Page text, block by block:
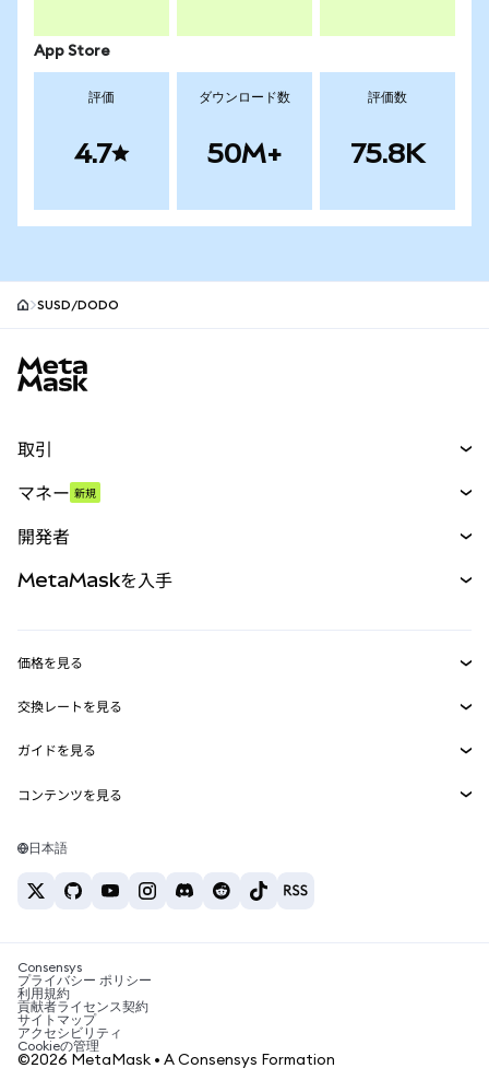
App Store
評価
4.7
ダウンロード数
50M+
評価数
75.8K
SUSD/DODO
取引
パーペチュアル
RWA
マネー 新規
開発者
MetaMask Connect
Snaps
Web3サービス
MetaMaskを入手
セキュリティ
サポート
キャリア
お問い合わせ
価格を見る
イーサリアムの価格
Solanaの価格
Tetherの価格
交換レートを見る
ETH→USD
USDT→INR
BTC→INR
ETH→USDT
ガイドを見る
ETHの購入
USDTの購入
SHIBの購入
BNBの購入
コンテンツを見る
Solanaウォレット
税制関連ニュース
暗号資産の購入方法は？
ビットコインを売るには？
日本語
Consensys
プライバシー ポリシー
利用規約
貢献者ライセンス契約
サイトマップ
アクセシビリティ
Cookieの管理
©2026 MetaMask • A Consensys Formation